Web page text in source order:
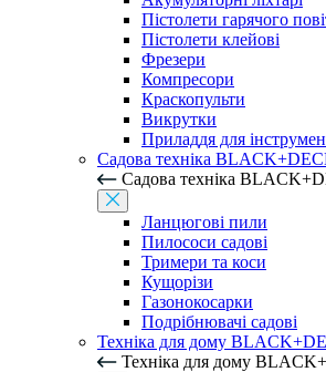
Пістолети гарячого
Пістолети клейові
Фрезери
Компресори
Краскопульти
Викрутки
Приладдя для
Садова техніка
Садова техніка
Ланцюгові пили
Пилососи садові
Тримери та коси
Кущорізи
Газонокосарки
Подрібнювачі садові
Техніка для дому
Техніка для дому